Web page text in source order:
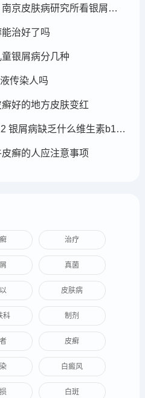
南京皮肤病研究所银屑病 南京皮肤病研究所看银屑病哪个医生厉害
治好了吗
银屑病分几种
传染人吗
好的地方皮肤变红
银屑病缺乏什么维生素b12 银屑病缺乏什么维生素b12可以补充
癣的人应注意事项
治疗
真菌
皮肤病
科 制剂
皮癣
白癜风
白斑